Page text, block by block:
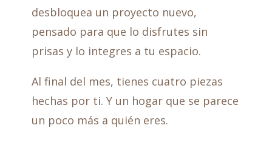
desbloquea un proyecto nuevo,
pensado para que lo disfrutes sin
prisas y lo integres a tu espacio.
Al final del mes, tienes cuatro piezas
hechas por ti. Y un hogar que se parece
un poco más a quién eres.